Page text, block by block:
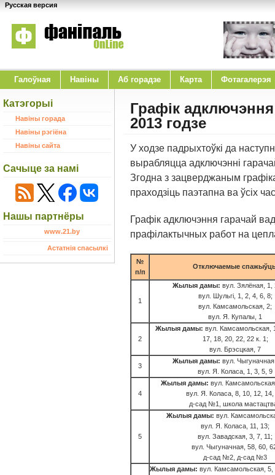
Русская версия
Галоўная Навіны Аб горадзе Карта Фотагалерэя
Катэгорыі
Навіны горада
Навіны рэгіёна
Навіны сайта
Сачыце за намі
Нашы партнёры
www.21.by
Астатнія спасылкі
Графік
2013 годзе
У ходзе падрыхтоўкі да
вырабляцца адключэнні
Згодна з зацверджаным
праходзіць паэтапна ва ўсіх
Графік адключэння гарачай
прафілактычных работ на
№
п/п
Отключаемые
1
Жылыя дамы: вул. Зялёная, 1,
вул. Шульгі, 1, 2, 4, 6, 8;
вул. Камсамольская, 2;
вул. Я. Купалы, 1
2
Жылыя дамы: вул. Камсамольская,
17, 18, 20, 22, 22 к. 1;
вул. Брэсцкая, 7
3
Жылыя дамы: вул.
вул. Я. Коласа, 1, 3, 5, 9
4
Жылыя дамы: вул.
вул. Я. Коласа, 8, 10, 12, 14,
д-сад №1, школа
5
Жылыя дамы: вул.
вул. Я. Коласа, 11, 13;
вул. Завадская, 3, 7, 11;
вул. Чыгуначная, 58, 60,
д-сад №2, д-сад №3
Жылыя дамы: вул. Камсамольская, 5,